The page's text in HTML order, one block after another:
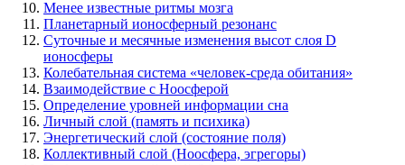
Менее известные ритмы мозга
Планетарный ионосферный резонанс
Суточные и месячные изменения высот слоя D
ионосферы
Колебательная система «человек-среда обитания»
Взаимодействие с Ноосферой
Определение уровней информации сна
Личный слой (память и психика)
Энергетический слой (состояние поля)
Коллективный слой (Ноосфера, эгрегоры)